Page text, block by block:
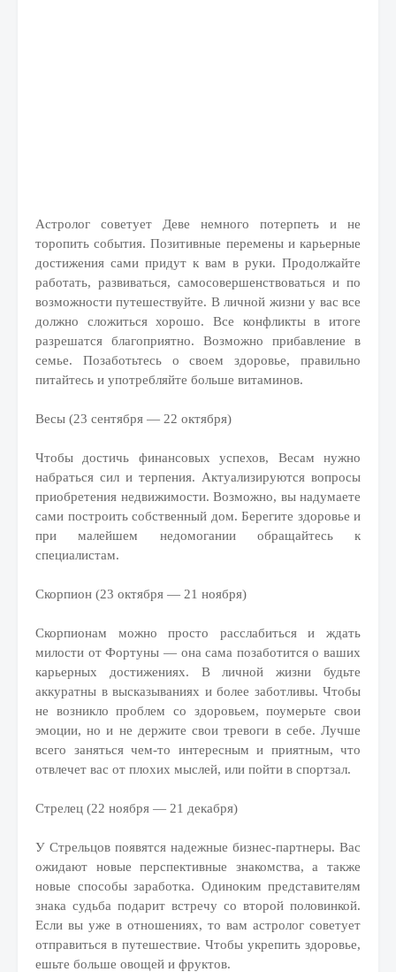
Астролог советует Деве немного потерпеть и не
торопить события. Позитивные перемены и карьерные
достижения сами придут к вам в руки. Продолжайте
работать, развиваться, самосовершенствоваться и по
возможности путешествуйте. В личной жизни у вас все
должно сложиться хорошо. Все конфликты в итоге
разрешатся благоприятно. Возможно прибавление в
семье. Позаботьтесь о своем здоровье, правильно
питайтесь и употребляйте больше витаминов.
Весы (23 сентября — 22 октября)
Чтобы достичь финансовых успехов, Весам нужно
набраться сил и терпения. Актуализируются вопросы
приобретения недвижимости. Возможно, вы надумаете
сами построить собственный дом. Берегите здоровье и
при малейшем недомогании обращайтесь к
специалистам.
Скорпион (23 октября — 21 ноября)
Скорпионам можно просто расслабиться и ждать
милости от Фортуны — она сама позаботится о ваших
карьерных достижениях. В личной жизни будьте
аккуратны в высказываниях и более заботливы. Чтобы
не возникло проблем со здоровьем, поумерьте свои
эмоции, но и не держите свои тревоги в себе. Лучше
всего заняться чем-то интересным и приятным, что
отвлечет вас от плохих мыслей, или пойти в спортзал.
Стрелец (22 ноября — 21 декабря)
У Стрельцов появятся надежные бизнес-партнеры. Вас
ожидают новые перспективные знакомства, а также
новые способы заработка. Одиноким представителям
знака судьба подарит встречу со второй половинкой.
Если вы уже в отношениях, то вам астролог советует
отправиться в путешествие. Чтобы укрепить здоровье,
ешьте больше овощей и фруктов.